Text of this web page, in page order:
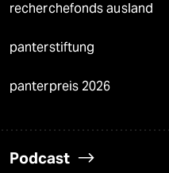
recherchefonds ausland
panterstiftung
panterpreis 2026
Podcast